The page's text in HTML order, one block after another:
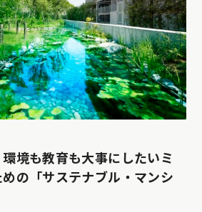
境も教育も大事にしたいミ
の「サステナブル・マンシ